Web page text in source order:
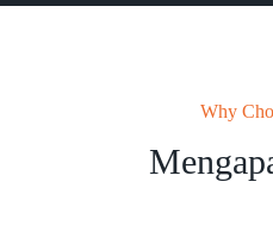
Why